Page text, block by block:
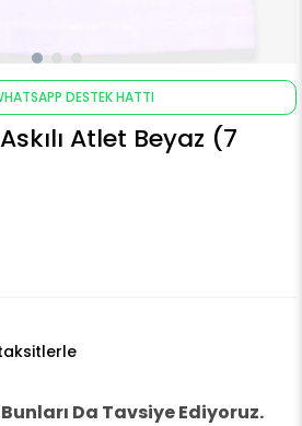
DESTEK HATTI
Atlet Beyaz (7
Da Tavsiye Ediyoruz.